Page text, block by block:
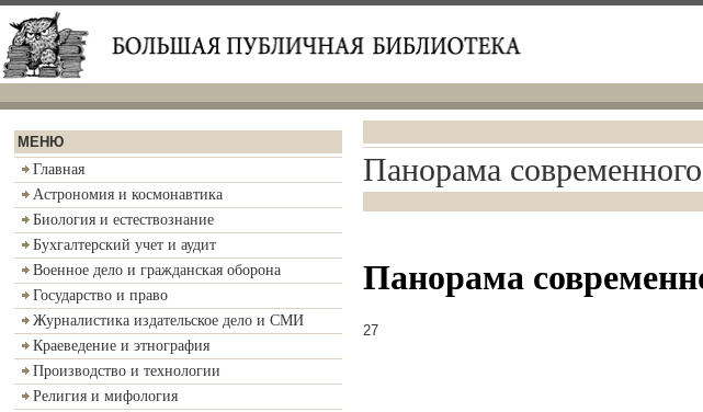
МЕНЮ
Главная
Астрономия и космонавтика
Биология и естествознание
Бухгалтерский учет и аудит
Военное дело и гражданская оборона
Государство и право
Журналистика издательское дело и СМИ
Краеведение и этнография
Производство и технологии
Религия и мифология
Панорама
Панорама
27